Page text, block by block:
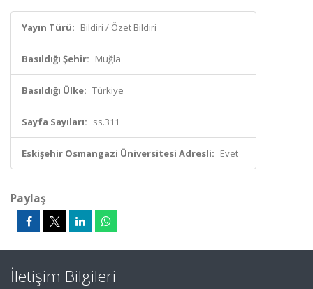
Yayın Türü: Bildiri / Özet Bildiri
Basıldığı Şehir: Muğla
Basıldığı Ülke: Türkiye
Sayfa Sayıları: ss.311
Eskişehir Osmangazi Üniversitesi Adresli: Evet
Paylaş
İletişim Bilgileri